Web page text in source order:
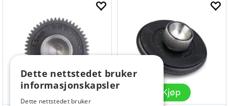
Kjøp Kjøp
Dette nettstedet bruker
informasjonskapsler
Dette nettstedet bruker